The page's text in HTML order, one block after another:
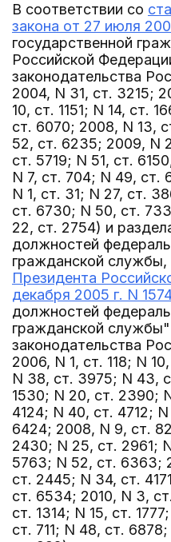
В соответствии со
закона от 27 июля
государственной
Российской
законодательства
2004, N 31, ст. 3215;
10, ст. 1151; N 14, ст.
ст. 6070; 2008, N 13,
52, ст. 6235; 2009, N
ст. 5719; N 51, ст.
N 7, ст. 704; N 49, ст.
N 1, ст. 31; N 27, ст.
ст. 6730; N 50, ст.
22, ст. 2754) и
должностей
гражданской службы,
Президента
декабря 2005 г. N
должностей
гражданской
законодательства
2006, N 1, ст. 118; N
N 38, ст. 3975; N 43,
1530; N 20, ст. 2390;
4124; N 40, ст. 4712;
6424; 2008, N 9, ст.
2430; N 25, ст. 2961;
5763; N 52, ст. 6363;
ст. 2445; N 34, ст.
ст. 6534; 2010, N 3,
ст. 1314; N 15, ст.
ст. 711; N 48, ст.